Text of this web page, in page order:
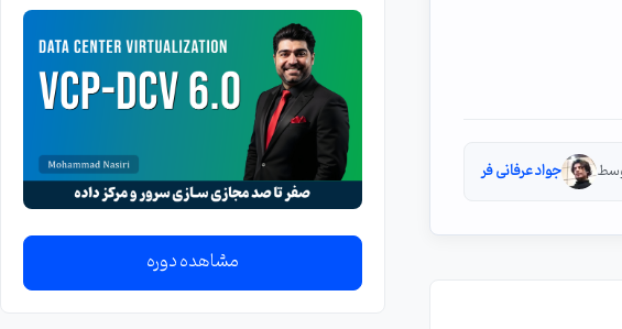
جواد عرفانی فر
مشاهده دوره